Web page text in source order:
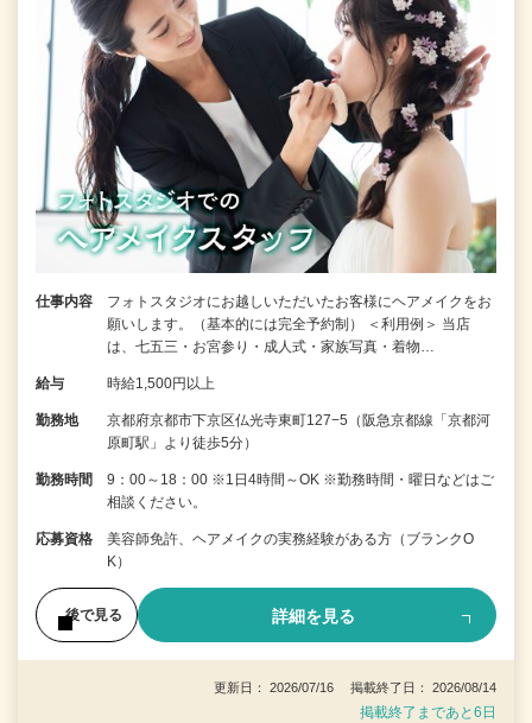
仕事内容
フォトスタジオにお越しいただいたお客様にヘアメイクをお
願いします。（基本的には完全予約制） ＜利用例＞ 当店
は、七五三・お宮参り・成人式・家族写真・着物…
給与 時給1,500円以上
勤務地
京都府京都市下京区仏光寺東町127−5（阪急京都線「京都河
原町駅」より徒歩5分）
勤務時間
9：00～18：00 ※1日4時間～OK ※勤務時間・曜日などはご
相談ください。
応募資格
美容師免許、ヘアメイクの実務経験がある方（ブランクO
K）
後で見る 詳細を見る
更新日： 2026/07/16 掲載終了日： 2026/08/14
掲載終了まであと6日